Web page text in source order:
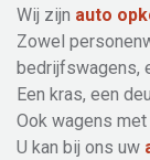
Wij zijn auto
Zowel
bedrijfswagens,
Een kras, een
Ook wagens
U kan bij ons uw